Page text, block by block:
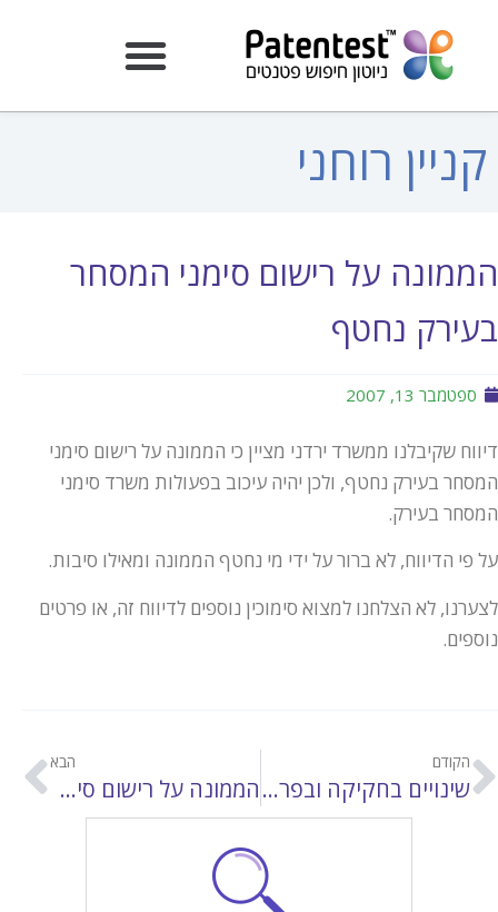
קניין רוחני
הממונה על רישום סימני המסחר
בעירק נחטף
ספטמבר 13, 2007
דיווח שקיבלנו ממשרד ירדני מציין כי הממונה על רישום סימני
המסחר בעירק נחטף, ולכן יהיה עיכוב בפעולות משרד סימני
המסחר בעירק.
על פי הדיווח, לא ברור על ידי מי נחטף הממונה ומאילו סיבות.
לצערנו, לא הצלחנו למצוא סימוכין נוספים לדיווח זה, או פרטים
נוספים.
הקודם
שינויים בחקיקה ובפרקטיקה קנדית החל מ-2 ביוני 2007
הבא
הממונה על רישום סימני המסחר בעירק נחטף